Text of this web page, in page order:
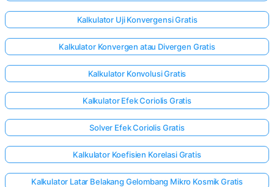
Kalkulator Uji Konvergensi Gratis
Kalkulator Konvergen atau Divergen Gratis
Kalkulator Konvolusi Gratis
Kalkulator Efek Coriolis Gratis
Solver Efek Coriolis Gratis
Kalkulator Koefisien Korelasi Gratis
Kalkulator Latar Belakang Gelombang Mikro Kosmik Gratis